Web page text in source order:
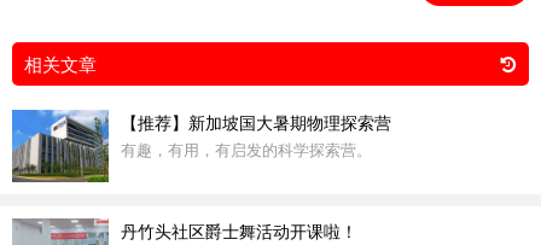
相关文章
【推荐】新加坡国大暑期物理探索营
有趣，有用，有启发的科学探索营。
丹竹头社区爵士舞活动开课啦！